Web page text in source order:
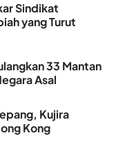
Sindikat
yang Turut
33 Mantan
Asal
Kujira
Kong